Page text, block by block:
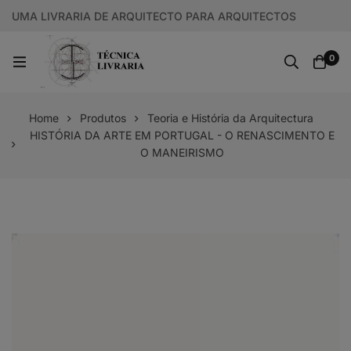
UMA LIVRARIA DE ARQUITECTO PARA ARQUITECTOS
0
Home Produtos
Teoria e História da Arquitectura
HISTÓRIA DA ARTE EM PORTUGAL - O RENASCIMENTO E
O MANEIRISMO